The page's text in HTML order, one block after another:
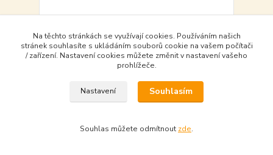
30th Punjabis
Na těchto stránkách se využívají cookies. Používáním našich
stránek souhlasíte s ukládáním souborů cookie na vašem počítači
/ zařízení. Nastavení cookies můžete změnit v nastavení vašeho
prohlížeče.
Nastavení Souhlasím
Souhlas můžete odmítnout zde.